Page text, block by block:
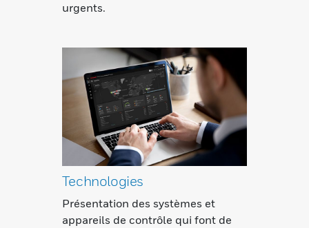
urgents.
Technologies
Présentation des systèmes et
appareils de contrôle qui font de